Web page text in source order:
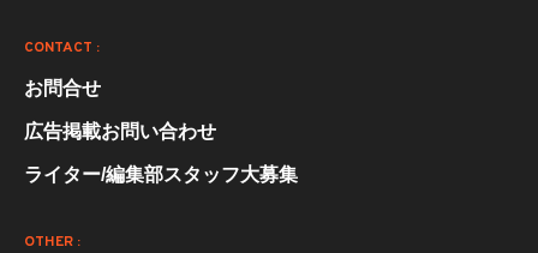
CONTACT :
お問合せ
広告掲載お問い合わせ
ライター/編集部スタッフ大募集
OTHER :